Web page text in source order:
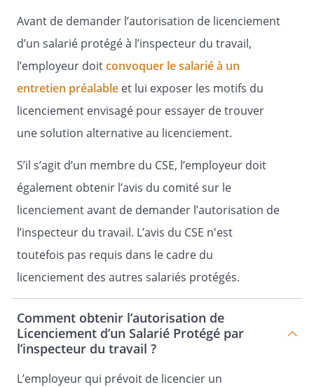
Avant de demander l’autorisation de licenciement
d’un salarié protégé à l’inspecteur du travail,
l’employeur doitconvoquer le salarié à un
entretien préalable et lui exposer les motifs du
licenciement envisagé pour essayer de trouver
une solution alternative au licenciement.
S’il s’agit d’un membre du CSE, l’employeur doit
également obtenir l’avis du comité sur le
licenciement avant de demander l’autorisation de
l’inspecteur du travail. L’avis du CSE n'est
toutefois pas requis dans le cadre du
licenciement des autres salariés protégés.
Comment obtenir l’autorisation de
Licenciement d’un Salarié Protégé par
l’inspecteur du travail ?
L’employeur qui prévoit de licencier un